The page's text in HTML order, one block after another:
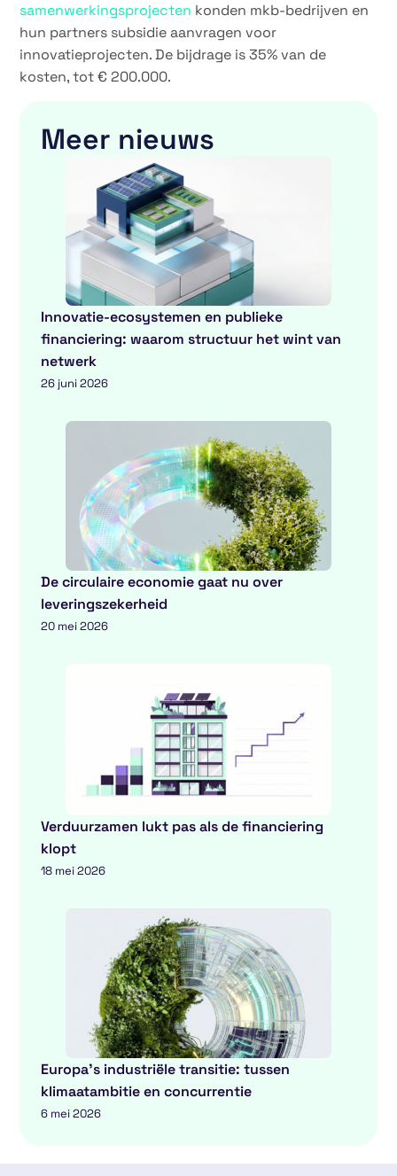
samenwerkingsprojecten konden mkb-bedrijven en
hun partners subsidie aanvragen voor
innovatieprojecten. De bijdrage is 35% van de
kosten, tot € 200.000.
Meer nieuws
Innovatie-ecosystemen en publieke
financiering: waarom structuur het wint van
netwerk
26 juni 2026
De circulaire economie gaat nu over
leveringszekerheid
20 mei 2026
Verduurzamen lukt pas als de financiering
klopt
18 mei 2026
Europa’s industriële transitie: tussen
klimaatambitie en concurrentie
6 mei 2026